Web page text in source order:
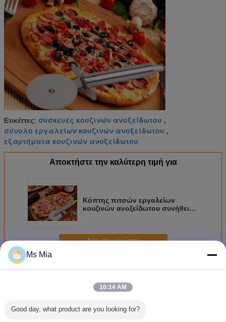
Ετικέττες: συσκευές κουζινών ανοξείδωτου ,
σύνολο εργαλείων κουζινών ανοξείδωτου ,
εξαρτήματα κουζινών ανοξείδωτου
Αποκτήστε την καλύτερη τιμή για
Κόπτης πιτσών εργαλείων
κουζινών ανοξείδωτου συνήθειας
Να συνεχίσει
ΠερισσότεροιΕργαλεία κουζινών ανοξείδωτου
Ms Mia
10:14 AM
Good day, what product are you looking for?